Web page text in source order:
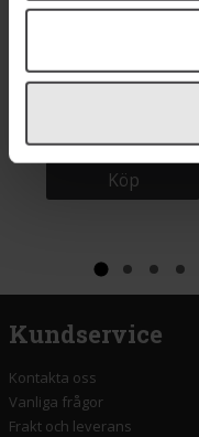
Köp
Kundservice
Kontakta oss
Vanliga frågor
Frakt och leverans